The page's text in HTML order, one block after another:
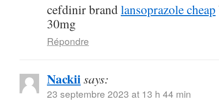
cefdinir brandlansoprazole cheap
30mg
Répondre
Nackiisays:
23 septembre 2023 at 13 h 44 min